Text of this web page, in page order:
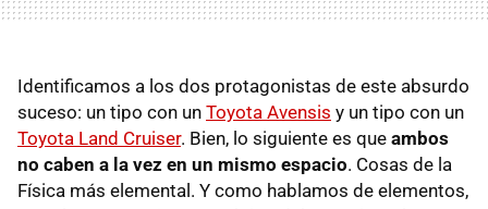
Identificamos a los dos protagonistas de este absurdo
suceso: un tipo con un Toyota Avensis y un tipo con un
Toyota Land Cruiser. Bien, lo siguiente es que ambos
no caben a la vez en un mismo espacio. Cosas de la
Física más elemental. Y como hablamos de elementos,